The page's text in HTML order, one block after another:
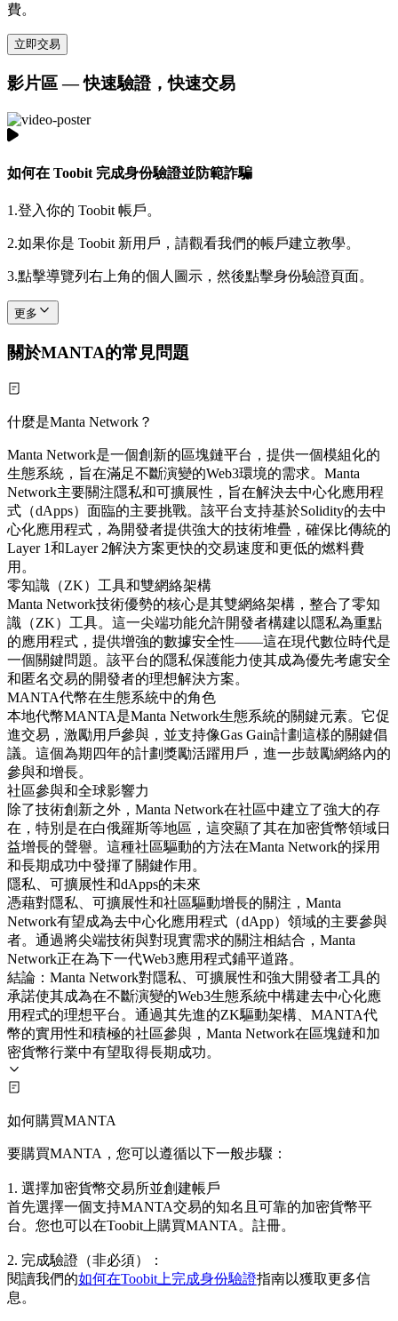
費。
立即交易
影片區 — 快速驗證，快速交易
如何在 Toobit 完成身份驗證並防範詐騙
1.登入你的 Toobit 帳戶。
2.如果你是 Toobit 新用戶，請觀看我們的帳戶建立教學。
3.點擊導覽列右上角的個人圖示，然後點擊身份驗證頁面。
更多
關於MANTA的常見問題
什麼是Manta Network？
Manta Network是一個創新的區塊鏈平台，提供一個模組化的
生態系統，旨在滿足不斷演變的Web3環境的需求。Manta
Network主要關注隱私和可擴展性，旨在解決去中心化應用程
式（dApps）面臨的主要挑戰。該平台支持基於Solidity的去中
心化應用程式，為開發者提供強大的技術堆疊，確保比傳統的
Layer 1和Layer 2解決方案更快的交易速度和更低的燃料費
用。
零知識（ZK）工具和雙網絡架構
Manta Network技術優勢的核心是其雙網絡架構，整合了零知
識（ZK）工具。這一尖端功能允許開發者構建以隱私為重點
的應用程式，提供增強的數據安全性——這在現代數位時代是
一個關鍵問題。該平台的隱私保護能力使其成為優先考慮安全
和匿名交易的開發者的理想解決方案。
MANTA代幣在生態系統中的角色
本地代幣MANTA是Manta Network生態系統的關鍵元素。它促
進交易，激勵用戶參與，並支持像Gas Gain計劃這樣的關鍵倡
議。這個為期四年的計劃獎勵活躍用戶，進一步鼓勵網絡內的
參與和增長。
社區參與和全球影響力
除了技術創新之外，Manta Network在社區中建立了強大的存
在，特別是在白俄羅斯等地區，這突顯了其在加密貨幣領域日
益增長的聲譽。這種社區驅動的方法在Manta Network的採用
和長期成功中發揮了關鍵作用。
隱私、可擴展性和dApps的未來
憑藉對隱私、可擴展性和社區驅動增長的關注，Manta
Network有望成為去中心化應用程式（dApp）領域的主要參與
者。通過將尖端技術與對現實需求的關注相結合，Manta
Network正在為下一代Web3應用程式鋪平道路。
結論：Manta Network對隱私、可擴展性和強大開發者工具的
承諾使其成為在不斷演變的Web3生態系統中構建去中心化應
用程式的理想平台。通過其先進的ZK驅動架構、MANTA代
幣的實用性和積極的社區參與，Manta Network在區塊鏈和加
密貨幣行業中有望取得長期成功。
如何購買MANTA
要購買MANTA，您可以遵循以下一般步驟：
1. 選擇加密貨幣交易所並創建帳戶
首先選擇一個支持MANTA交易的知名且可靠的加密貨幣平
台。您也可以在Toobit上購買MANTA。註冊。
2. 完成驗證（非必須）：
閱讀我們的如何在Toobit上完成身份驗證指南以獲取更多信
息。